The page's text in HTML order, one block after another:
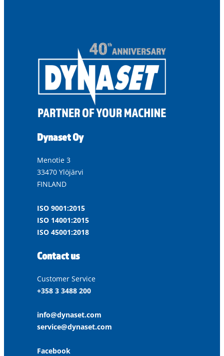
Dynaset Oy
Menotie 3
33470 Ylöjärvi
FINLAND
ISO 9001:2015
ISO 14001:2015
ISO 45001:2018
Contact us
Customer Service
+358 3 3488 200
info@dynaset.com
service@dynaset.com
Facebook